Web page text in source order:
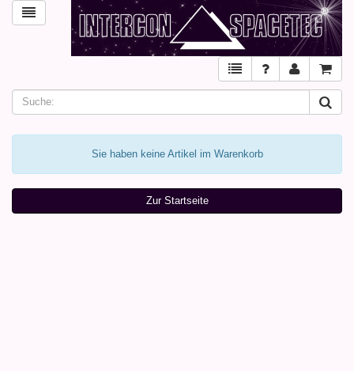
Sie haben keine Artikel im Warenkorb
Zur Startseite